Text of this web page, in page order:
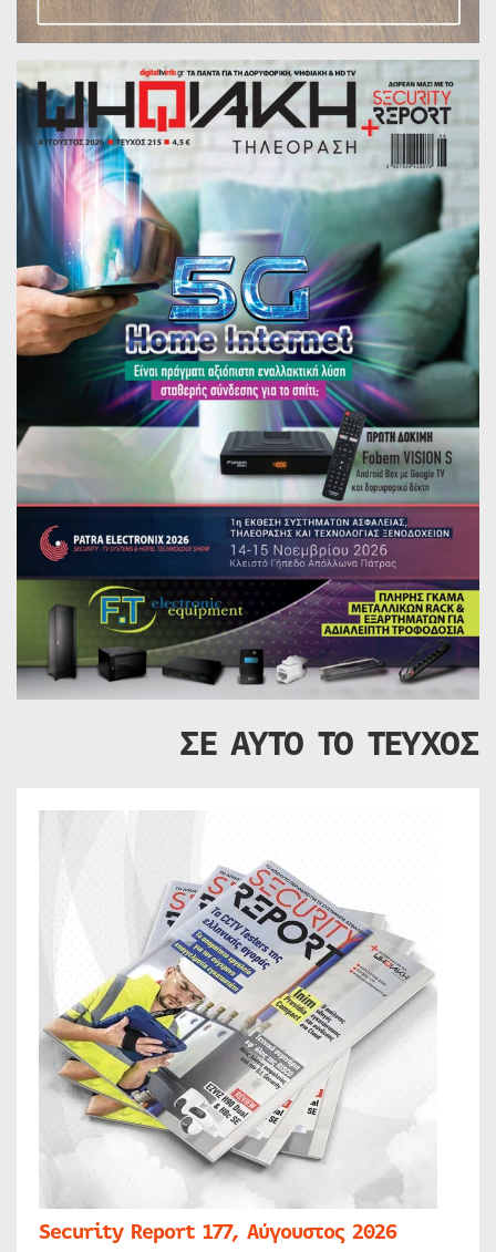
ΣΕ ΑΥΤΟ ΤΟ ΤΕΥΧΟΣ
Security Report 177, Αύγουστος 2026